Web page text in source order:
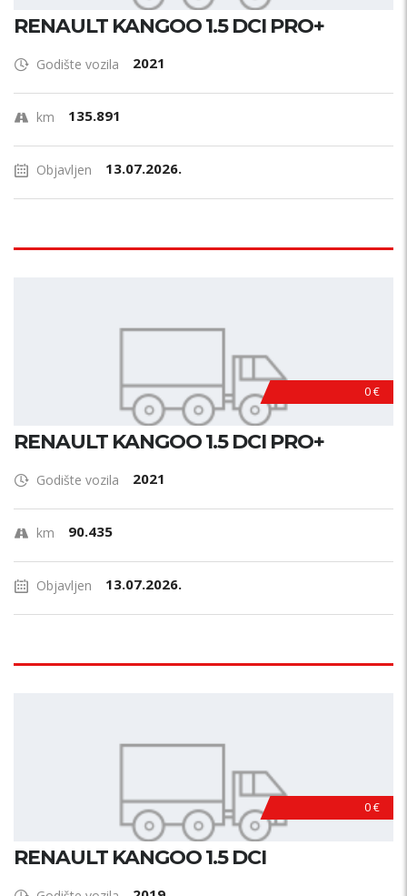
RENAULT KANGOO 1.5 DCI PRO+
Godište vozila 2021
km 135.891
Objavljen 13.07.2026.
0 €
RENAULT KANGOO 1.5 DCI PRO+
Godište vozila 2021
km 90.435
Objavljen 13.07.2026.
0 €
RENAULT KANGOO 1.5 DCI